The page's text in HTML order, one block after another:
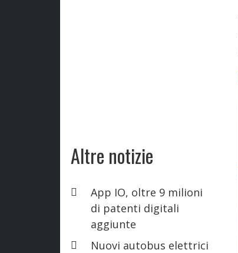
Altre notizie
App IO, oltre 9 milioni
di patenti digitali
aggiunte
Nuovi autobus elettrici